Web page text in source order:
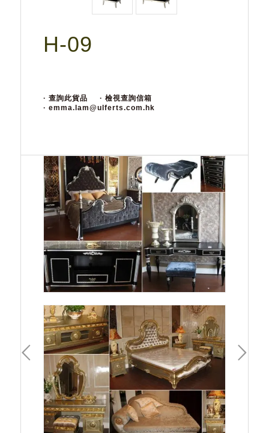
H-09
· 查詢此貨品
· 檢視查詢信箱
· emma.lam@ulferts.com.hk
下一頁